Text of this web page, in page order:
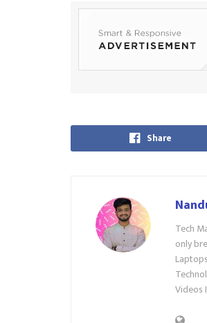
Share
Tech
only
Videos